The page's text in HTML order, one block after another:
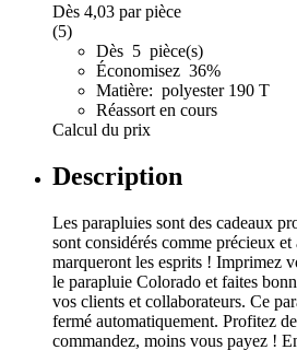
Dès 4,03 par pièce
(5)
Dès 5 pièce(s)
Économisez 36%
Matière: polyester 190 T
Réassort en cours
Calcul du prix
Description
Les parapluies sont des cadeaux
sont considérés comme précieux
marqueront les esprits ! Imprimez
le parapluie Colorado et faites
vos clients et collaborateurs. Ce
fermé automatiquement. Profitez
commandez, moins vous payez !